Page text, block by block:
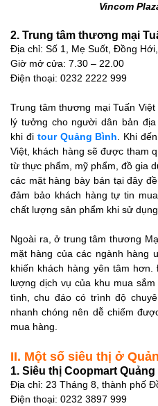
Vincom
2. Trung tâm thương mại
Địa chỉ: Số 1, Mẹ Suốt, Đồng
Giờ mở cửa: 7.30 – 22.00
Điện thoại: 0232 2222 999
Trung tâm thương mại Tuấn
lý tưởng cho người dân bản
khi đi tour Quảng Bình. Khi
Việt, khách hàng sẽ được tham
từ thực phẩm, mỹ phẩm, đồ gia
các mặt hàng bày bán tại đây
đảm bảo khách hàng tự tin
chất lượng sản phẩm khi sử
Ngoài ra, ở trung tâm thương
mặt hàng của các ngành hàng
khiến khách hàng yên tâm
lượng dịch vụ của khu mua
tình, chu đáo có trình độ
nhanh chóng nên dễ chiếm
mua hàng.
II. Một số siêu thị ở
1. Siêu thị Coopmart Quảng
Địa chỉ: 23 Tháng 8, thành phố
Điện thoại: 0232 3897 999